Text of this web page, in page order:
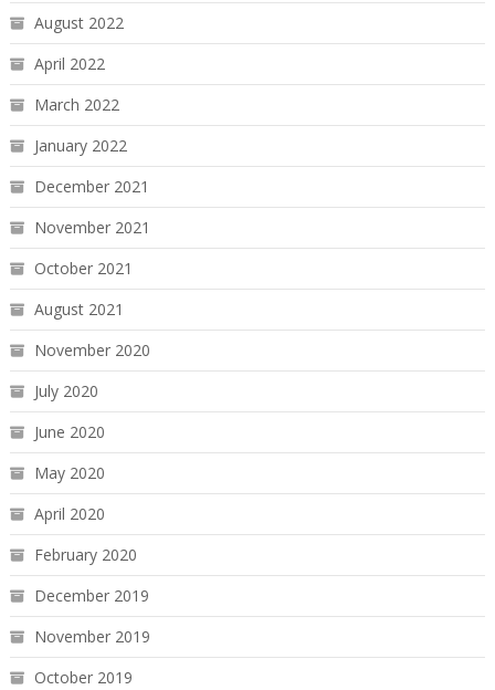
August 2022
April 2022
March 2022
January 2022
December 2021
November 2021
October 2021
August 2021
November 2020
July 2020
June 2020
May 2020
April 2020
February 2020
December 2019
November 2019
October 2019